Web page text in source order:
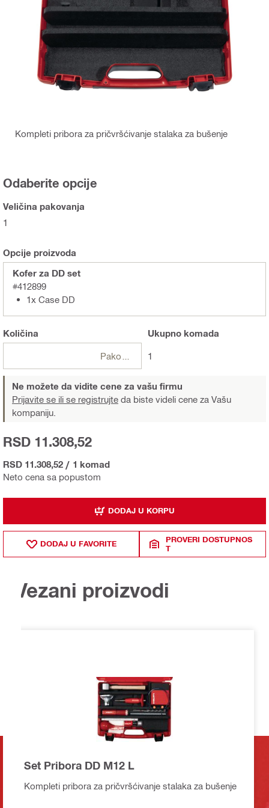
Kompleti pribora za pričvršćivanje stalaka za bušenje
Odaberite opcije
Veličina pakovanja
1
Opcije proizvoda
Kofer za DD set
#412899
1x Case DD
Količina Ukupnokomada
1
Ne možete da vidite cene za vašu firmu
Prijavite se ili se registrujte da biste videli cene za Vašu
kompaniju.
Neto cena sa popustom
RSD 11.308,52
RSD 11.308,52 / 1 komad
DODAJ U KORPU
DODAJ U FAVORITE
PROVERI DOSTUPNOS
T
Vezani proizvodi
Set Pribora DD M12 L
Kompleti pribora za pričvršćivanje stalaka za bušenje